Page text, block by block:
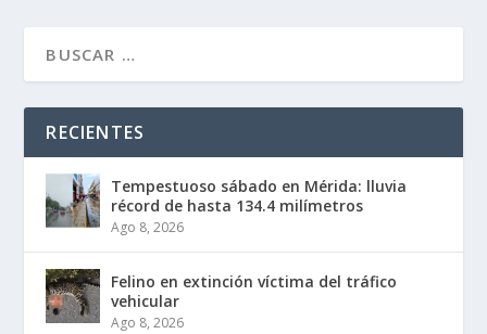
RECIENTES
Tempestuoso sábado en Mérida: lluvia
récord de hasta 134.4 milímetros
Ago 8, 2026
Felino en extinción víctima del tráfico
vehicular
Ago 8, 2026